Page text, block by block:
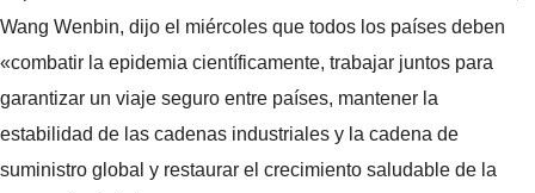
Wang Wenbin, dijo el miércoles que todos los países deben
«combatir la epidemia científicamente, trabajar juntos para
garantizar un viaje seguro entre países, mantener la
estabilidad de las cadenas industriales y la cadena de
suministro global y restaurar el crecimiento saludable de la